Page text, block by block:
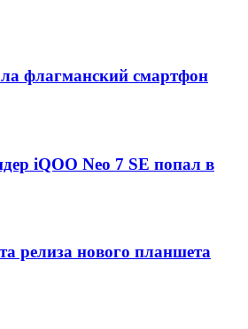
флагманский смартфон
iQOO Neo 7 SE попал в
релиза нового планшета